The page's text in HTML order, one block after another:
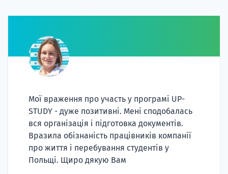
Мої враження про участь у програмі UP-
STUDY - дуже позитивні. Мені сподобалась
вся організація і підготовка документів.
Вразила обізнаність працівників компанії
про життя і перебування студентів у
Польщі. Щиро дякую Вам